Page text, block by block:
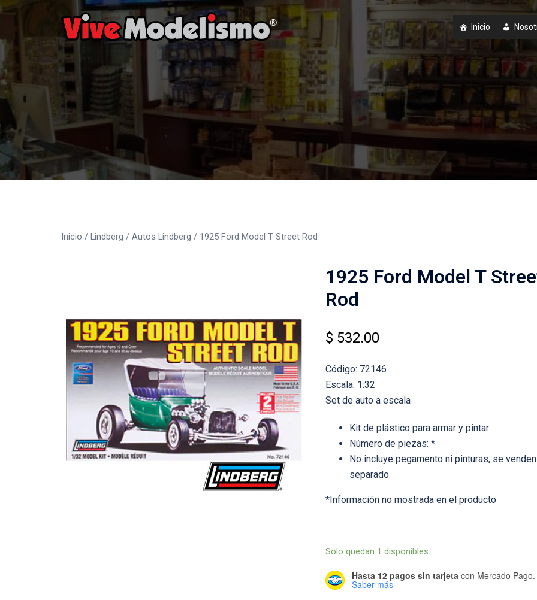
Saltar
contenido
Inicio
Inicio / Lindberg / Autos Lindberg / 1925 Ford Model T Street Rod
1925 Ford Model T
Rod
$ 532.00
Código: 72146
Escala: 1:32
Set de auto a escala
Kit de plástico para armar y pintar
Número de piezas: *
No incluye pegamento ni pinturas, se
separado
*Información no mostrada en el producto
Solo quedan 1 disponibles
Hasta 12 pagos sin tarjetacon Mercado Pago.
Saber más